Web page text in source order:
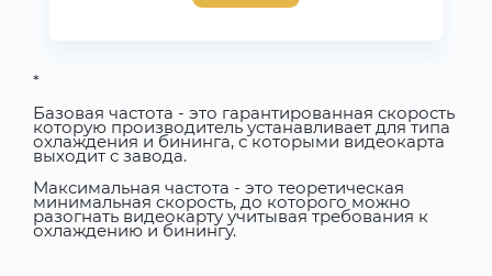
*
Базовая частота - это гарантированная скорость
которую производитель устанавливает для типа
охлаждения и бининга, с которыми видеокарта
выходит с завода.
Максимальная частота - это теоретическая
минимальная скорость, до которого можно
разогнать видеокарту учитывая требования к
охлаждению и бинингу.